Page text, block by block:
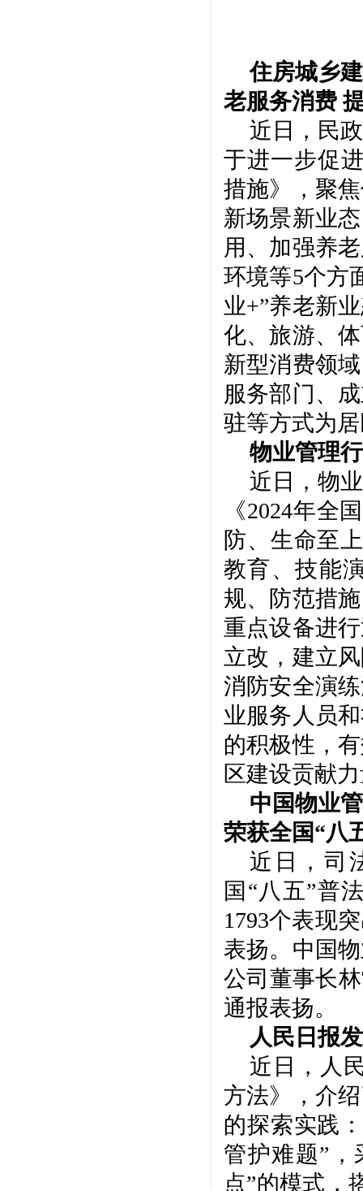
住房城乡
老服务消费
近日，民
于进一步促
措施》，聚
新场景新业
用、加强养
环境等5个方
业+”养老新
化、旅游、
新型消费领
服务部门、
驻等方式为
物业管理
近日，物
《2024年全
防、生命至
教育、技能
规、防范措
重点设备进
立改，建立
消防安全演
业服务人员
的积极性，
区建设贡献
中国物业
荣获全国“八
近日，司
国 “八五”普
1793个表现
表扬。中国
公司董事长
通报表扬。
人民日报
近日，人
方法》，介
的探索实践
管护难题”
点”的模式，